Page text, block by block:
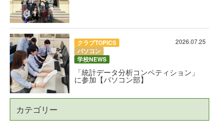
クラブTOPICS
パソコン
学校NEWS
2026.07.25
「統計データ分析コンペティション」
に参加【パソコン部】
カテゴリー